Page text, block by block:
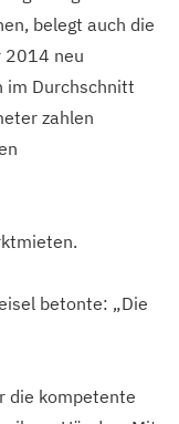
belegt auch die
2014 neu
im Durchschnitt
zahlen
betonte: „Die
die kompetente